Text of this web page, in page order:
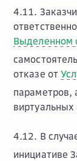
4.11.
Выделенном
отказе от
параметров,
4.12. В
инициативе